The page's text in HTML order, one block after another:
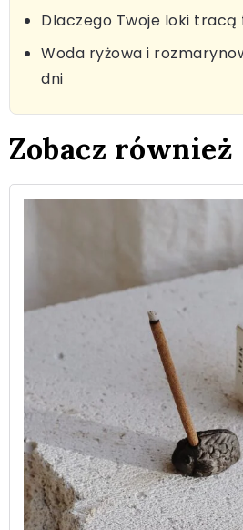
Dlaczego Twoje loki tracą
Woda ryżowa i
dni
Zobacz również